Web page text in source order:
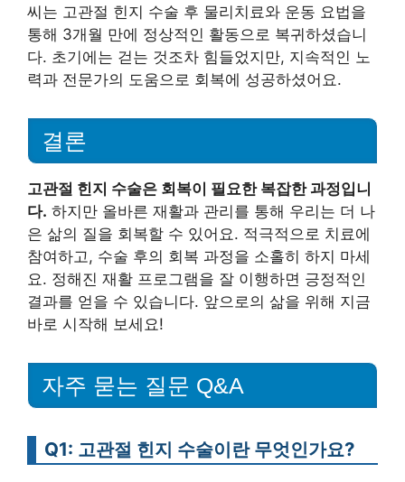
씨는 고관절 힌지 수술 후 물리치료와 운동 요법을
통해 3개월 만에 정상적인 활동으로 복귀하셨습니
다. 초기에는 걷는 것조차 힘들었지만, 지속적인 노
력과 전문가의 도움으로 회복에 성공하셨어요.
결론
고관절 힌지 수술은 회복이 필요한 복잡한 과정입니
다. 하지만 올바른 재활과 관리를 통해 우리는 더 나
은 삶의 질을 회복할 수 있어요. 적극적으로 치료에
참여하고, 수술 후의 회복 과정을 소홀히 하지 마세
요. 정해진 재활 프로그램을 잘 이행하면 긍정적인
결과를 얻을 수 있습니다. 앞으로의 삶을 위해 지금
바로 시작해 보세요!
자주 묻는 질문 Q&A
Q1: 고관절 힌지 수술이란 무엇인가요?